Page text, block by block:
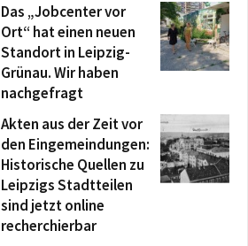
Das „Jobcenter vor
Ort“ hat einen neuen
Standort in Leipzig-
Grünau. Wir haben
nachgefragt
Akten aus der Zeit vor
den Eingemeindungen:
Historische Quellen zu
Leipzigs Stadtteilen
sind jetzt online
recherchierbar